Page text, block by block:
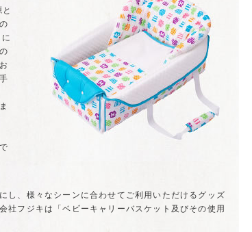
し、様々なシーンに合わせてご利用いただけるグッズ
社フジキは「ベビーキャリーバスケット及びその使用